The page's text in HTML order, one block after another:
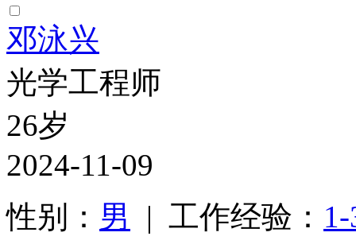
邓泳兴
光学工程师
26岁
2024-11-09
性别： 男 | 工作经验：